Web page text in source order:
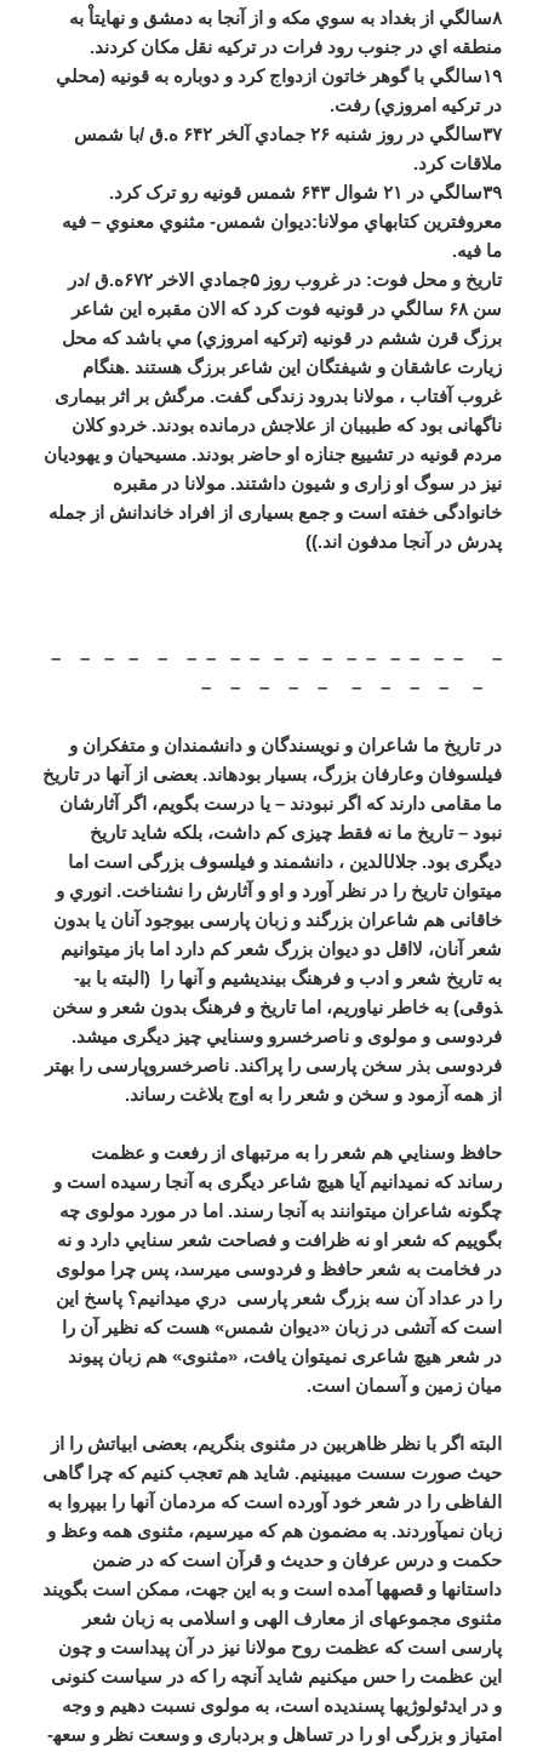
۸سالگي از بغداد به سوي مکه و از آنجا به دمشق و نهايتاْ به
منطقه اي در جنوب رود فرات در ترکيه نقل مکان کردند.
۱۹سالگي با گوهر خاتون ازدواج کرد و دوباره به قونيه (محلي
در ترکيه امروزي) رفت.
۳۷سالگي در روز شنبه ۲۶ جمادي آلخر ۶۴۲ ه.ق /با شمس
ملاقات کرد.
۳۹سالگي در ۲۱ شوال ۶۴۳ شمس قونيه رو ترک کرد.
معروفترين کتابهاي مولانا:ديوان شمس- مثنوي معنوي – فيه
ما فيه.
تاريخ و محل فوت: در غروب روز ۵جمادي الاخر ۶۷۲ه.ق /در
سن ۶۸ سالگي در قونيه فوت کرد که الان مقبره اين شاعر
برزگ قرن ششم در قونيه (ترکيه امروزي) مي باشد که محل
زيارت عاشقان و شيفتگان اين شاعر برزگ هستند .هنگام
غروب آفتاب ، مولانا بدرود زندگی گفت. مرگش بر اثر بیماری
ناگهانی بود که طبیبان از علاجش درمانده بودند. خردو کلان
مردم قونیه در تشییع جنازه او حاضر بودند. مسیحیان و یهودیان
نیز در سوگ او زاری و شیون داشتند. مولانا در مقبره
خانوادگی خفته است و جمع بسیاری از افراد خاندانش از جمله
پدرش در آنجا مدفون اند.))
– – – – – – – – – – – – – – – – – – –
– – – – – – – – – –
در تاریخ ما شاعران و نویسندگان و دانشمندان و متفکران و
فیلسوفان وعارفان بزرگ، بسیار بوده­اند. بعضی از آنها در تاریخ
ما مقامی دارند که اگر نبودند – یا درست بگویم، اگر آثارشان
نبود – تاریخ ما نه فقط چیزی کم داشت، بلکه شاید تاریخ
دیگری بود. جلال­الدین ، دانشمند و فیلسوف بزرگی است اما
می­توان تاریخ را در نظر آورد و او و آثارش را نشناخت. انوري و
خاقانی هم شاعران بزرگند و زبان پارسی بی­وجود آنان یا بدون
شعر آنان، لااقل دو دیوان بزرگ شعر کم دارد اما باز می­توانیم
به تاریخ شعر و ادب و فرهنگ بیندیشیم و آنها را (البته با بی­
ذوقی) به خاطر نیاوریم، اما تاریخ و فرهنگ بدون شعر و سخن
فردوسی و مولوی و ناصرخسرو وسنايي چیز دیگری می­شد.
فردوسی بذر سخن پارسی را پراکند. ناصرخسروپارسی را بهتر
از همه آزمود و سخن و شعر را به اوج بلاغت رساند.
حافظ وسنايي هم شعر را به مرتبه­ای از رفعت و عظمت
رساند که نمی­دانیم آیا هیچ شاعر دیگری به آنجا رسیده است و
چگونه شاعران می­توانند به آنجا رسند. اما در مورد مولوی چه
بگوییم که شعر او نه ظرافت و فصاحت شعر سنايي دارد و نه
در فخامت به شعر حافظ و فردوسی می­رسد، پس چرا مولوی
را در عداد آن سه بزرگ شعر پارسی دري می­دانیم؟ پاسخ این
است که آتشی در زبان «دیوان شمس» هست که نظیر آن را
در شعر هیچ شاعری نمی­توان یافت، «مثنوی» هم زبان پیوند
میان زمین و آسمان است.
البته اگر با نظر ظاهربین در مثنوی بنگریم، بعضی ابیاتش را از
حیث صورت سست می­بینیم. شاید هم تعجب کنیم که چرا گاهی
الفاظی را در شعر خود آورده است که مردمان آنها را بی­پروا به
زبان نمی­آوردند. به مضمون هم که می­رسیم، مثنوی همه وعظ و
حکمت و درس عرفان و حدیث و قرآن است که در ضمن
داستان­ها و قصه­ها آمده است و به این جهت، ممکن است بگویند
مثنوی مجموعه­ای از معارف الهی و اسلامی به زبان شعر
پارسی است که عظمت روح مولانا نیز در آن پیداست و چون
این عظمت را حس می­کنیم شاید آنچه را که در سیاست کنونی
و در ایدئولوژی­ها پسندیده است، به مولوی نسبت دهیم و وجه
امتیاز و بزرگی او را در تساهل و بردباری و وسعت نظر و سعه­